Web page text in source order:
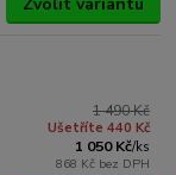
1 490 Kč
Ušetříte 440 Kč
1 050 Kč/ks
868 Kč bez DPH